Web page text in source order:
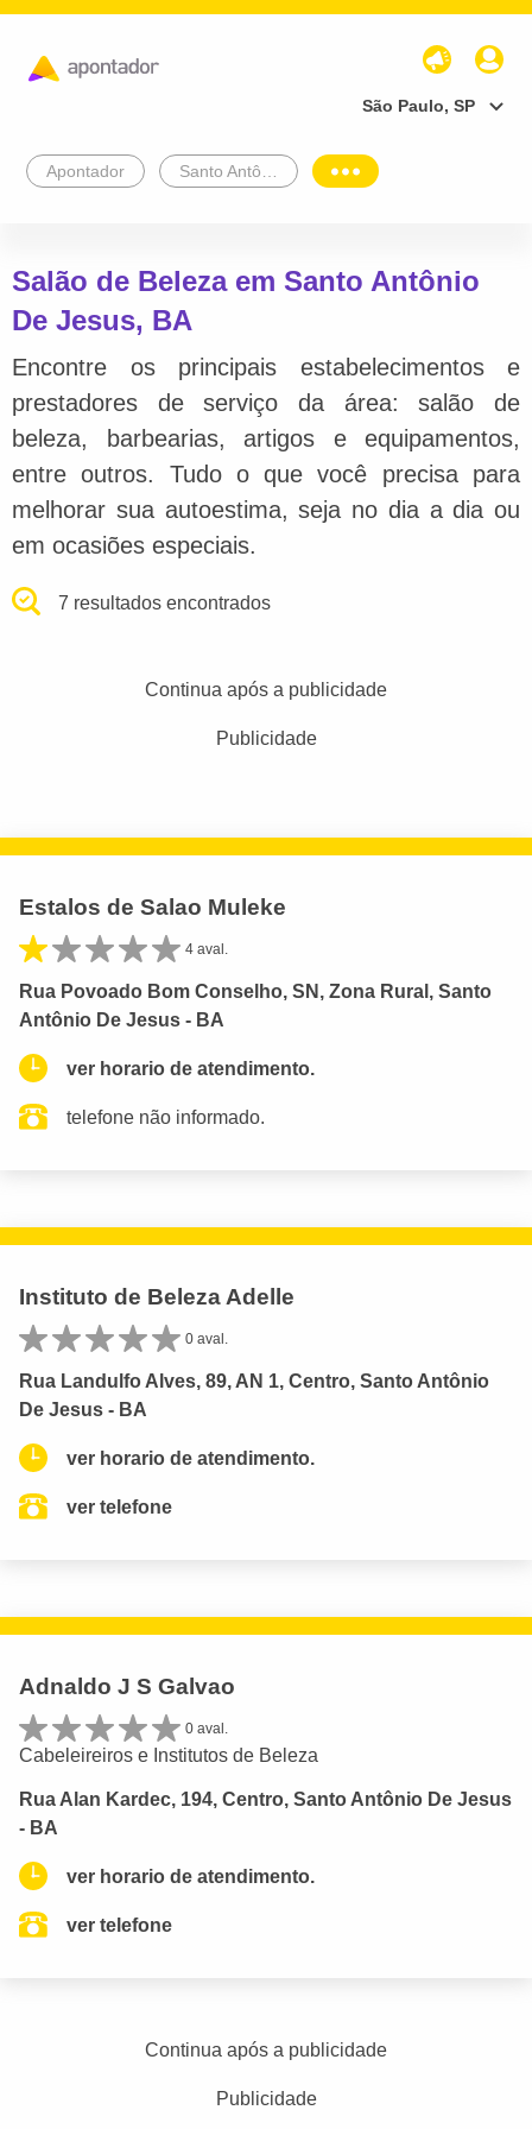
São Paulo, SP
Apontador
Salão de Beleza em Santo Antônio
De Jesus, BA
Encontre os principais estabelecimentos e
prestadores de serviço da área: salão de
beleza, barbearias, artigos e equipamentos,
entre outros. Tudo o que você precisa para
melhorar sua autoestima, seja no dia a dia ou
em ocasiões especiais.
7 resultados encontrados
Continua após a publicidade
Publicidade
Estalos de Salao Muleke
4 aval.
Rua Povoado Bom Conselho, SN, Zona Rural, Santo
Antônio De Jesus - BA
ver horario de atendimento.
telefone não informado.
Instituto de Beleza Adelle
0 aval.
Rua Landulfo Alves, 89, AN 1, Centro, Santo Antônio
De Jesus - BA
ver horario de atendimento.
ver telefone
Adnaldo J S Galvao
0 aval.
Cabeleireiros e Institutos de Beleza
Rua Alan Kardec, 194, Centro, Santo Antônio De Jesus
- BA
ver horario de atendimento.
ver telefone
Continua após a publicidade
Publicidade